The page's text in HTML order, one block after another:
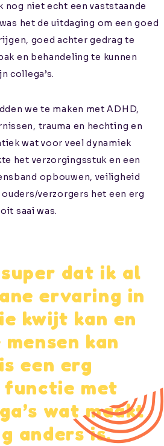
nog niet echt een vaststaande
het de uitdaging om een goed
goed achter gedrag te
en behandeling te kunnen
collega’s.
we te maken met ADHD,
trauma en hechting en
wat voor veel dynamiek
het verzorgingsstuk en een
opbouwen, veiligheid
verzorgers het een erg
saai was.
dat ik al
ervaring in
kwijt kan en
kan
een erg
met
wat maakt
anders is.